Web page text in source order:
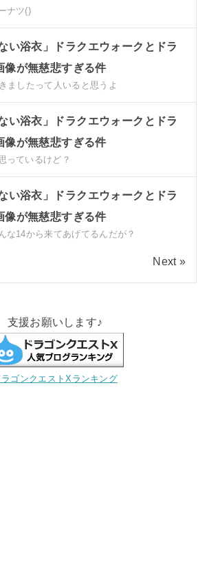
ナツ()
い浴衣」ドラクエウォークとドラ
像が無慈悲すぎる件
ましたって人いると思うよ
い浴衣」ドラクエウォークとドラ
像が無慈悲すぎる件
っているけど？
い浴衣」ドラクエウォークとドラ
像が無慈悲すぎる件
な14から来てあげてるんだが？
Next »
支援お願いします♪
ラゴンクエストXランキング